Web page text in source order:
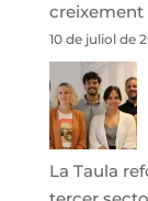
creixement
10 de juliol de
La Taula